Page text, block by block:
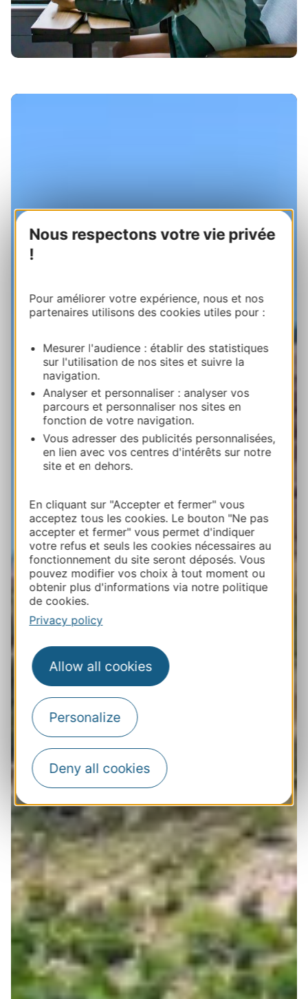
Nous respectons votre vie privée
!
Pour améliorer votre expérience, nous et nos
partenaires utilisons des cookies utiles pour :
Mesurer l'audience : établir des statistiques
sur l'utilisation de nos sites et suivre la
navigation.
Analyser et personnaliser : analyser vos
parcours et personnaliser nos sites en
fonction de votre navigation.
Vous adresser des publicités personnalisées,
en lien avec vos centres d'intérêts sur notre
site et en dehors.
En cliquant sur "Accepter et fermer" vous
acceptez tous les cookies. Le bouton "Ne pas
accepter et fermer" vous permet d'indiquer
votre refus et seuls les cookies nécessaires au
fonctionnement du site seront déposés. Vous
pouvez modifier vos choix à tout moment ou
obtenir plus d'informations via notre politique
de cookies.
Privacy policy
Allow all cookies
Personalize
Deny all cookies